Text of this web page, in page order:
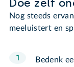
Doe zelf
Nog steeds
meeluistert en
Bedenk